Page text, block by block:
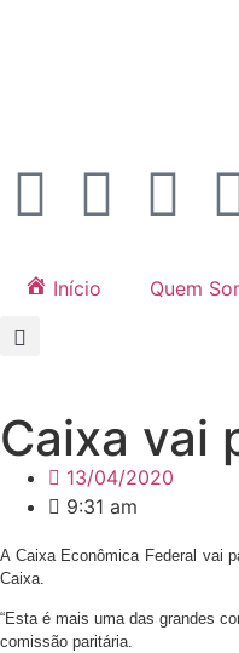
Início Quem
Caixa vai
13/04/2020
9:31 am
A Caixa Econômica Federal vai
Caixa.
“Esta é mais uma das grandes
comissão paritária.